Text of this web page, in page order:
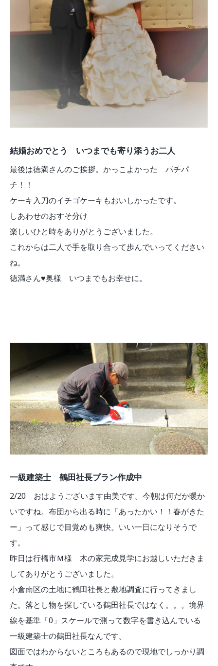
結婚おめでとう いつまでも寄り添うお二人
最後は徳満さんのご挨拶。かっこよかった パチパ
チ！！
ケーキ入刀のイチゴケーキもおいしかったです。
しあわせのおすそ分け
楽しいひと時をありがとうございました。
これからは二人で手を取り合って歩んでいってください
ね。
徳満さん♥奥様 いつまでもお幸せに。
一級建築士 鶴田社長プラン作成中
2/20 おはようございます由美です。今朝は何だか暖か
いですね。布団から出る時に「あったかい！！春がきた
ー」って感じで目覚めも爽快。いい一日になりそうで
す。
昨日は行橋市Ｍ様 木の家完成見学にお越しいただきま
してありがとうございました。
小倉南区の土地に鶴田社長と敷地調査に行ってきまし
た。落とし物を探している鶴田社長ではなく。。。境界
線を基準「0」スケールで測って数字を書き込んでいる
一級建築士の鶴田社長なんです。
図面ではわからないところもあるので現地でしっかり調